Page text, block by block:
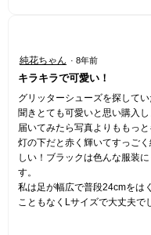
グ
が
開
き
ま
す
。
5
／
5
個
で
す。
純花ちゃん · 8年前
キラキラで可愛い！
グリッターシューズを探して
聞きとても可愛いと思い購入し
届いてみたら写真よりももっ
灯の下だと赤く輝いてすっご
しい！ブラックは色んな服装
す。
私は足が幅広で普段24cmをは
こともなくLサイズで大丈夫で